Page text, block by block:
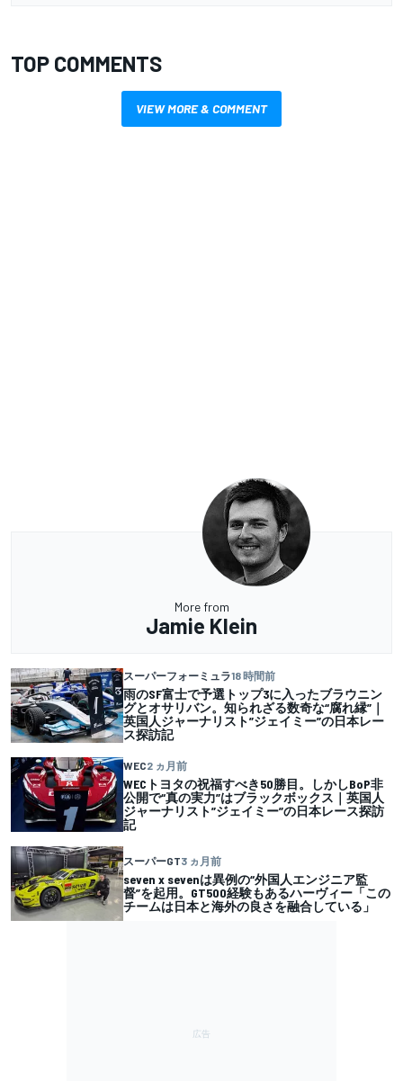
TOP COMMENTS
VIEW MORE & COMMENT
More from
Jamie Klein
スーパーフォーミュラ18 時間前
雨のSF富士で予選トップ3に入ったブラウニン
グとオサリバン。知られざる数奇な“腐れ縁”｜
英国人ジャーナリスト”ジェイミー”の日本レー
ス探訪記
WEC2 ヵ月前
WECトヨタの祝福すべき50勝目。しかしBoP非
公開で“真の実力”はブラックボックス｜英国人
ジャーナリスト”ジェイミー”の日本レース探訪
記
スーパーGT3 ヵ月前
seven x sevenは異例の“外国人エンジニア監
督”を起用。GT500経験もあるハーヴィー「この
チームは日本と海外の良さを融合している」